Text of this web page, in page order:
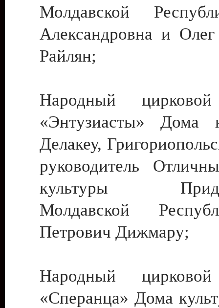
Молдавской
Александровна и
Райлян;
Народный цирковой
«Энтузиасты» Дома
Делакеу,
руководитель
культуры
Молдавской
Петрович Дижмару;
Народный цирковой
«Сперанца» Дома